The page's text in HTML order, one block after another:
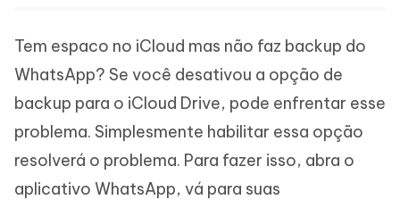
Tem espaco no iCloud mas não faz backup do
WhatsApp? Se você desativou a opção de
backup para o iCloud Drive, pode enfrentar esse
problema. Simplesmente habilitar essa opção
resolverá o problema. Para fazer isso, abra o
aplicativo WhatsApp, vá para suas